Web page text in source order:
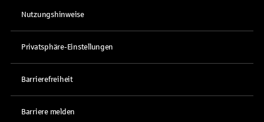
Nutzungshinweise
Privatsphäre-Einstellungen
Barrierefreiheit
Barriere melden